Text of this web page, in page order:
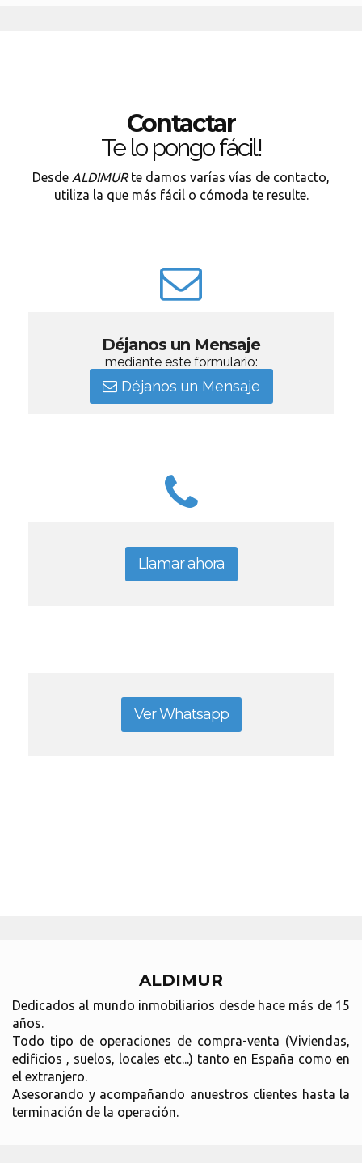
Contactar
Te lo pongo fácil!
Desde ALDIMURte damos varías vías de contacto,
utiliza la que más fácil o cómoda te resulte.
Déjanos un Mensaje
mediante este formulario:
Déjanos un Mensaje
Llamar ahora
Ver Whatsapp
ALDIMUR
Dedicados al mundo inmobiliarios desde hace más de 15
años.
Todo tipo de operaciones de compra-venta (Viviendas,
edificios , suelos, locales etc...) tanto en España como en
el extranjero.
Asesorando y acompañando anuestros clientes hasta la
terminación de la operación.